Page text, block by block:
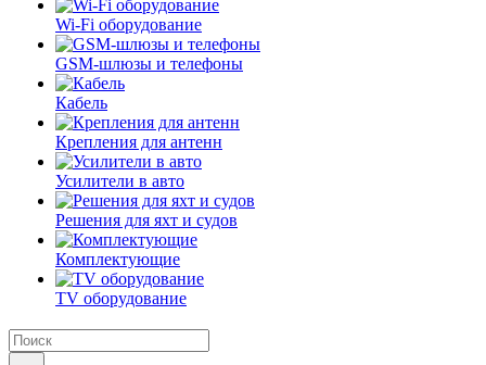
Wi-Fi оборудование
GSM-шлюзы и телефоны
Кабель
Крепления для антенн
Усилители в авто
Решения для яхт и судов
Комплектующие
TV оборудование